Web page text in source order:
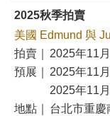
2025秋季拍賣
美國 Edmund 與
拍賣｜
2025年11
預展｜
2025年11
2025年11
地點｜
台北市重慶